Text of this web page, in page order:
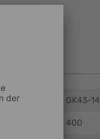
GK43-14
400